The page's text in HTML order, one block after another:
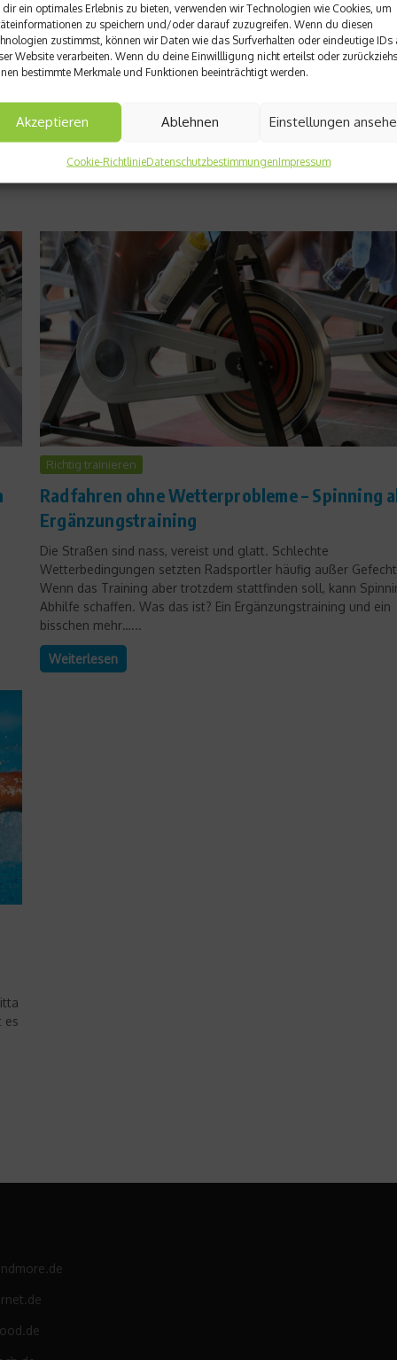
dir ein optimales Erlebnis zu bieten, verwenden wir Technologien wie Cookies, um
zu speichern und/oder darauf zuzugreifen. Wenn du diesen
zustimmst, können wir Daten wie das Surfverhalten oder eindeutige IDs
Website verarbeiten. Wenn du deine Einwillligung nicht erteilst oder
bestimmte Merkmale und Funktionen beeinträchtigt werden.
Akzeptieren Ablehnen Einstellungen
Cookie-RichtlinieDatenschutzbestimmungenImpressum
Richtig trainieren
Ran an die Hanteln, Mädels
Intensives Krafttraining ist nix für Frauen, davon bekommt man
mit dem Alibi-Workout. Auch bei Frauen führt kein Weg an
Training vorbei. Warum das so ist, erfahrt Ihr hier....
Weiterlesen
Richtig trainieren
Radfahren ohne Wetterprobleme – Spinning
Ergänzungstraining
Die Straßen sind nass, vereist und glatt. Schlechte
Wetterbedingungen setzten Radsportler häufig außer
Wenn das Training aber trotzdem stattfinden soll, kann
Abhilfe schaffen. Was das ist? Ein Ergänzungstraining und ein
bisschen mehr…...
Weiterlesen
es